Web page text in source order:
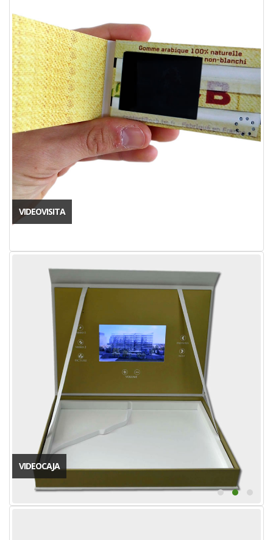
VIDEOVISITA
VIDEOCAJA